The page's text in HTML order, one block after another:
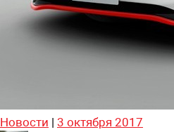
Новости | 3 октября 2017